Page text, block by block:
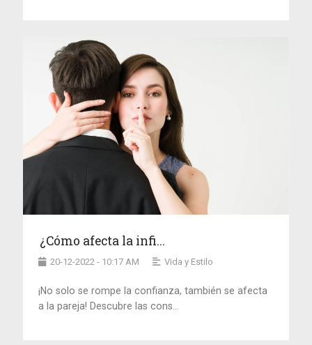
¿Cómo afecta la infi...
20-12-2022 - 10:17 AM Vida y Estilo
¡No solo se rompe la confianza, también se afecta
a la pareja! Descubre las cons...